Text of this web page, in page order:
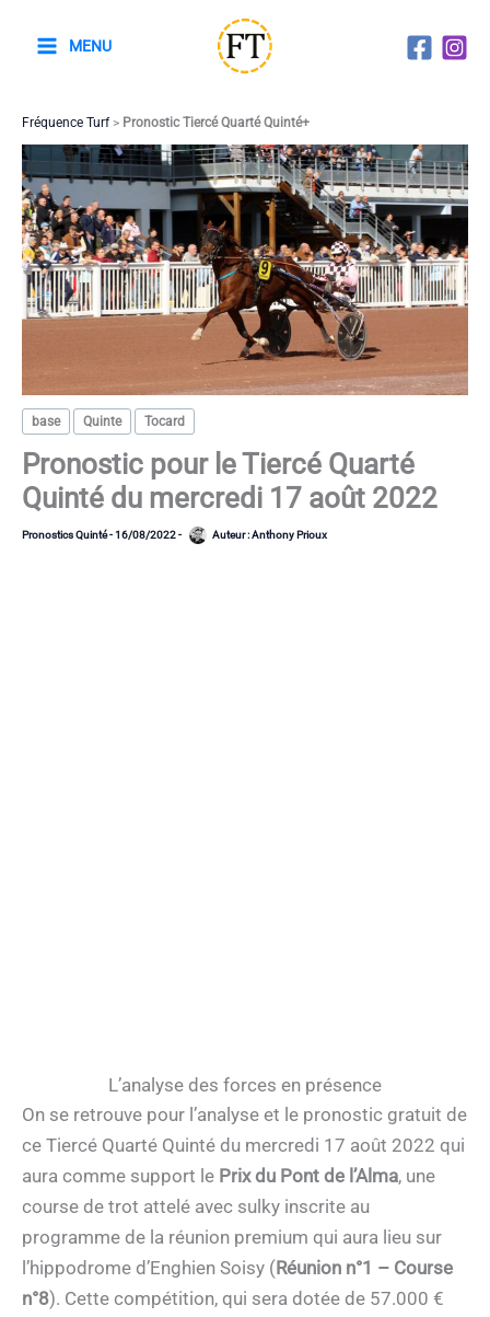
MENU
Fréquence Turf> Pronostic Tiercé Quarté Quinté+
base Quinte Tocard
Pronostic pour le Tiercé Quarté
Quinté du mercredi 17 août 2022
Pronostics Quinté-16/08/2022- Auteur :Anthony Prioux
L’analyse des forces en présence
On se retrouve pour l’analyse et le pronostic gratuit de
ce Tiercé Quarté Quinté du mercredi 17 août 2022 qui
aura comme support le Prix du Pont de l’Alma, une
course de trot attelé avec sulky inscrite au
programme de la réunion premium qui aura lieu sur
l’hippodrome d’Enghien Soisy (Réunion n°1 – Course
n°8). Cette compétition, qui sera dotée de 57.000 €